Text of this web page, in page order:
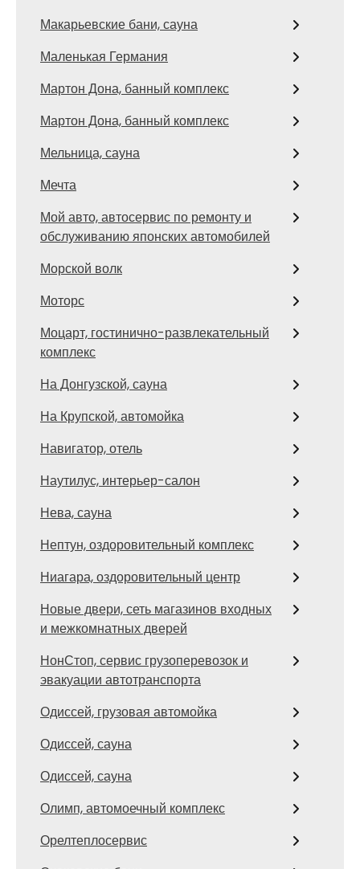
Макарьевские бани, сауна
Маленькая Германия
Мартон Дона, банный комплекс
Мартон Дона, банный комплекс
Мельница, сауна
Мечта
Мой авто, автосервис по ремонту и
обслуживанию японских автомобилей
Морской волк
Моторс
Моцарт, гостинично-развлекательный
комплекс
На Донгузской, сауна
На Крупской, автомойка
Навигатор, отель
Наутилус, интерьер-салон
Нева, сауна
Нептун, оздоровительный комплекс
Ниагара, оздоровительный центр
Новые двери, сеть магазинов входных
и межкомнатных дверей
НонСтоп, сервис грузоперевозок и
эвакуации автотранспорта
Одиссей, грузовая автомойка
Одиссей, сауна
Одиссей, сауна
Олимп, автомоечный комплекс
Орелтеплосервис